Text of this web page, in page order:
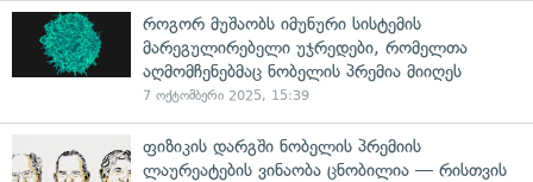
როგორ მუშაობს იმუნური სისტემის
მარეგულირებელი უჯრედები, რომელთა
აღმომჩენებმაც ნობელის პრემია მიიღეს
7 ოქტომბერი 2025, 15:39
ფიზიკის დარგში ნობელის პრემიის
ლაურეატების ვინაობა ცნობილია — რისთვის